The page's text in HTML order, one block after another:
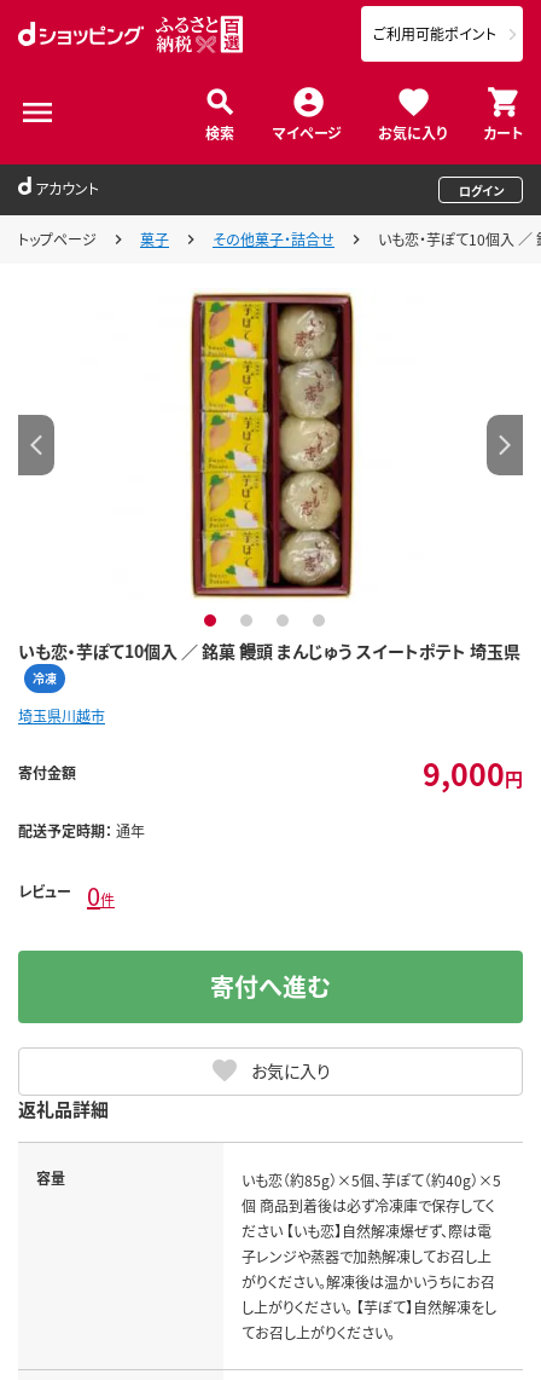
検索 マイページ お気に入り カート
ご利用可能ポイント
アカウント ログイン
トップページ 菓子 その他菓子・詰合せ いも恋・芋ぽて10個入 ／
いも恋・芋ぽて10個入 ／ 銘菓 饅頭 まんじゅう スイートポテト 埼玉県
冷凍
1 2 3 4
埼玉県川越市
寄付金額 9,000円
配送予定時期： 通年
レビュー 0件
お気に入り
寄付へ進む
返礼品詳細
容量
いも恋（約85g）×5個、芋ぽて（約40g）×5
個 商品到着後は必ず冷凍庫で保存してく
ださい 【いも恋】自然解凍爆ぜず、際は電
子レンジや蒸器で加熱解凍してお召し上
がりください。解凍後は温かいうちにお召
し上がりください。 【芋ぽて】自然解凍をし
てお召し上がりください。